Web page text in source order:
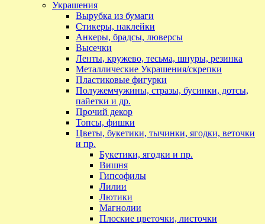
Украшения
Вырубка из бумаги
Стикеры, наклейки
Анкеры, брадсы, люверсы
Высечки
Ленты, кружево, тесьма, шнуры, резинка
Металлические Украшения/скрепки
Пластиковые фигурки
Полужемчужины, стразы, бусинки, дотсы,
пайетки и др.
Прочий декор
Топсы, фишки
Цветы, букетики, тычинки, ягодки, веточки
и пр.
Букетики, ягодки и пр.
Вишня
Гипсофилы
Лилии
Лютики
Магнолии
Плоские цветочки, листочки